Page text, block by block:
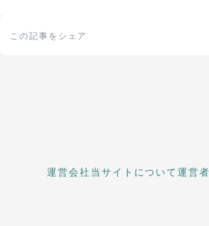
この記事をシェア
運営会社当サイトについて運営